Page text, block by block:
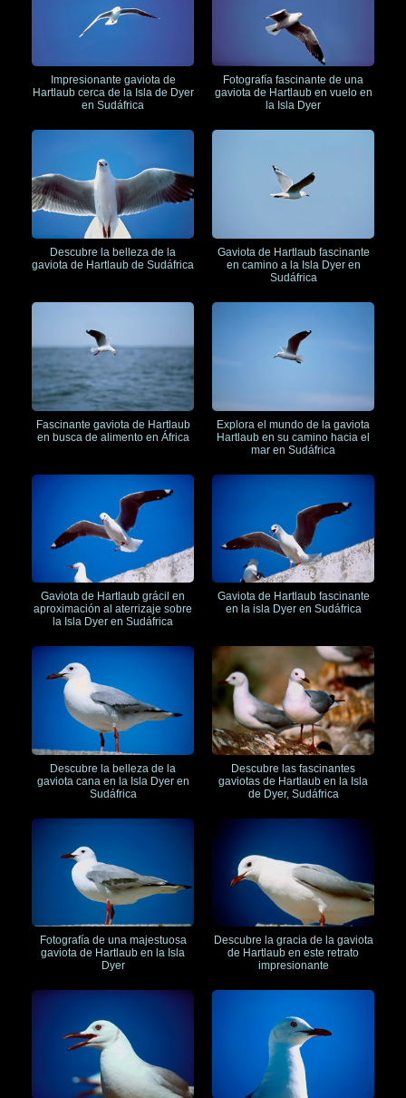
Impresionante gaviota de
Hartlaub cerca de la Isla de Dyer
en Sudáfrica
Fotografía fascinante de una
gaviota de Hartlaub en vuelo en
la Isla Dyer
Descubre la belleza de la
gaviota de Hartlaub de Sudáfrica
Gaviota de Hartlaub fascinante
en camino a la Isla Dyer en
Sudáfrica
Fascinante gaviota de Hartlaub
en busca de alimento en África
Explora el mundo de la gaviota
Hartlaub en su camino hacia el
mar en Sudáfrica
Gaviota de Hartlaub grácil en
aproximación al aterrizaje sobre
la Isla Dyer en Sudáfrica
Gaviota de Hartlaub fascinante
en la isla Dyer en Sudáfrica
Descubre la belleza de la
gaviota cana en la Isla Dyer en
Sudáfrica
Descubre las fascinantes
gaviotas de Hartlaub en la Isla
de Dyer, Sudáfrica
Fotografía de una majestuosa
gaviota de Hartlaub en la Isla
Dyer
Descubre la gracia de la gaviota
de Hartlaub en este retrato
impresionante